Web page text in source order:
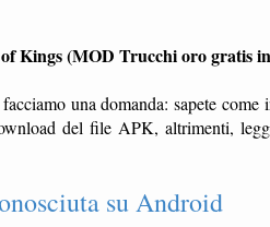
Kings (MOD Trucchi oro gratis
una domanda: sapete
del file APK, altrimenti,
su Android